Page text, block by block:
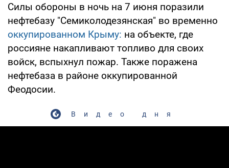
Силы обороны в ночь на 7 июня поразили
нефтебазу "Семиколодезянская" во временно
оккупированном Крыму: на объекте, где
россияне накапливают топливо для своих
войск, вспыхнул пожар. Также поражена
нефтебаза в районе оккупированной
Феодосии.
Видео дня